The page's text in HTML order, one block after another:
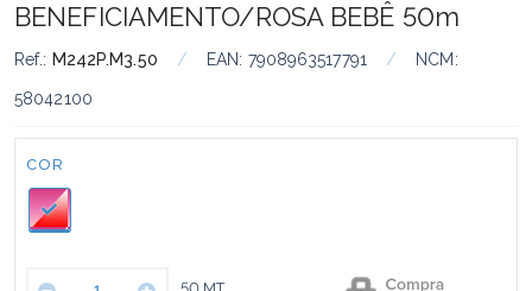
BENEFICIAMENTO/ROSA BEBÊ 50m
Ref.: M242P.M3.50 / EAN: 7908963517791 / NCM:
58042100
Cor:
COR